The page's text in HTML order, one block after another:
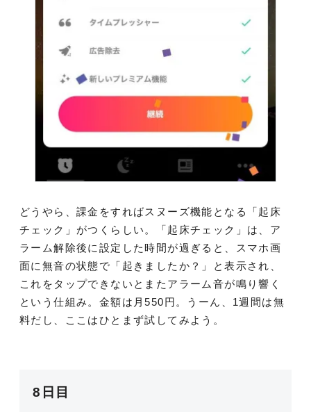
どうやら、課金をすればスヌーズ機能となる「起床
チェック」がつくらしい。「起床チェック」は、ア
ラーム解除後に設定した時間が過ぎると、スマホ画
面に無音の状態で「起きましたか？」と表示され、
これをタップできないとまたアラーム音が鳴り響く
という仕組み。金額は月550円。うーん、1週間は無
料だし、ここはひとまず試してみよう。
8日目